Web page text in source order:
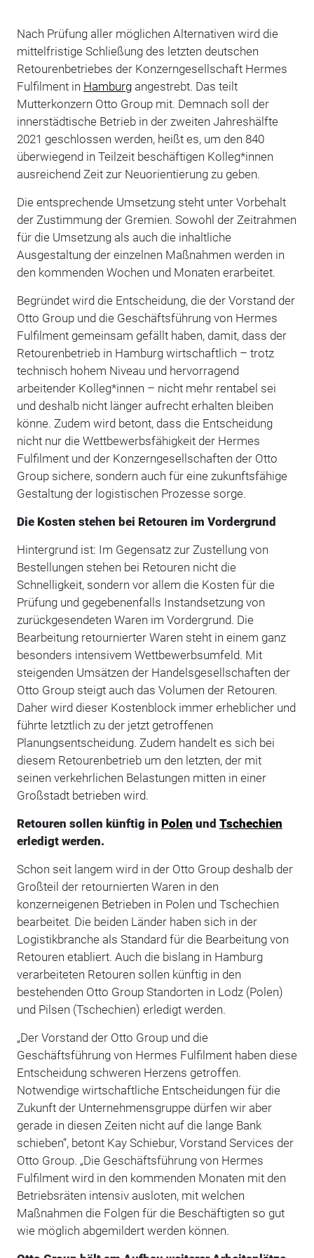
Nach Prüfung aller möglichen Alternativen wird die
mittelfristige Schließung des letzten deutschen
Retourenbetriebes der Konzerngesellschaft Hermes
Fulfilment in Hamburgangestrebt. Das teilt
Mutterkonzern Otto Group mit. Demnach soll der
innerstädtische Betrieb in der zweiten Jahreshälfte
2021 geschlossen werden, heißt es, um den 840
überwiegend in Teilzeit beschäftigen Kolleg*innen
ausreichend Zeit zur Neuorientierung zu geben.
Die entsprechende Umsetzung steht unter Vorbehalt
der Zustimmung der Gremien. Sowohl der Zeitrahmen
für die Umsetzung als auch die inhaltliche
Ausgestaltung der einzelnen Maßnahmen werden in
den kommenden Wochen und Monaten erarbeitet.
Begründet wird die Entscheidung, die der Vorstand der
Otto Group und die Geschäftsführung von Hermes
Fulfilment gemeinsam gefällt haben, damit, dass der
Retourenbetrieb in Hamburg wirtschaftlich – trotz
technisch hohem Niveau und hervorragend
arbeitender Kolleg*innen – nicht mehr rentabel sei
und deshalb nicht länger aufrecht erhalten bleiben
könne. Zudem wird betont, dass die Entscheidung
nicht nur die Wettbewerbsfähigkeit der Hermes
Fulfilment und der Konzerngesellschaften der Otto
Group sichere, sondern auch für eine zukunftsfähige
Gestaltung der logistischen Prozesse sorge.
Die Kosten stehen bei Retouren im Vordergrund
Hintergrund ist: Im Gegensatz zur Zustellung von
Bestellungen stehen bei Retouren nicht die
Schnelligkeit, sondern vor allem die Kosten für die
Prüfung und gegebenenfalls Instandsetzung von
zurückgesendeten Waren im Vordergrund. Die
Bearbeitung retournierter Waren steht in einem ganz
besonders intensivem Wettbewerbsumfeld. Mit
steigenden Umsätzen der Handelsgesellschaften der
Otto Group steigt auch das Volumen der Retouren.
Daher wird dieser Kostenblock immer erheblicher und
führte letztlich zu der jetzt getroffenen
Planungsentscheidung. Zudem handelt es sich bei
diesem Retourenbetrieb um den letzten, der mit
seinen verkehrlichen Belastungen mitten in einer
Großstadt betrieben wird.
Retouren sollen künftig in Polen und Tschechien
erledigt werden.
Schon seit langem wird in der Otto Group deshalb der
Großteil der retournierten Waren in den
konzerneigenen Betrieben in Polen und Tschechien
bearbeitet. Die beiden Länder haben sich in der
Logistikbranche als Standard für die Bearbeitung von
Retouren etabliert. Auch die bislang in Hamburg
verarbeiteten Retouren sollen künftig in den
bestehenden Otto Group Standorten in Lodz (Polen)
und Pilsen (Tschechien) erledigt werden.
„Der Vorstand der Otto Group und die
Geschäftsführung von Hermes Fulfilment haben diese
Entscheidung schweren Herzens getroffen.
Notwendige wirtschaftliche Entscheidungen für die
Zukunft der Unternehmensgruppe dürfen wir aber
gerade in diesen Zeiten nicht auf die lange Bank
schieben“, betont Kay Schiebur, Vorstand Services der
Otto Group. „Die Geschäftsführung von Hermes
Fulfilment wird in den kommenden Monaten mit den
Betriebsräten intensiv ausloten, mit welchen
Maßnahmen die Folgen für die Beschäftigten so gut
wie möglich abgemildert werden können.